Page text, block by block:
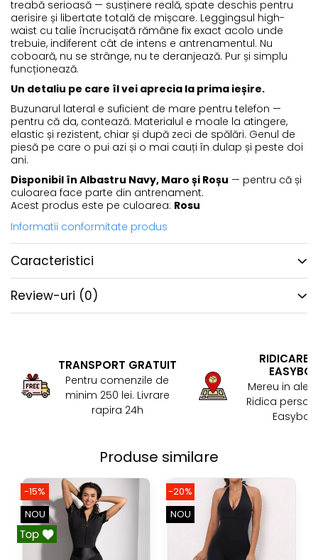
treabă serioasă — susținere reală, spate deschis pentru
aerisire și libertate totală de mișcare. Leggingsul high-
waist cu talie încrucișată rămâne fix exact acolo unde
trebuie, indiferent cât de intens e antrenamentul. Nu
coboară, nu se strânge, nu te deranjează. Pur și simplu
funcționează.
Un detaliu pe care îl vei aprecia la prima ieșire.
Buzunarul lateral e suficient de mare pentru telefon —
pentru că da, contează. Materialul e moale la atingere,
elastic și rezistent, chiar și după zeci de spălări. Genul de
piesă pe care o pui azi și o mai cauți în dulap și peste doi
ani.
Disponibil în Albastru Navy, Maro și Roșu — pentru că și
culoarea face parte din antrenament.
Acest produs este pe culoarea: Rosu
Informatii conformitate produs
Caracteristici
Review-uri (0)
TRANSPORT GRATUIT
Pentru comenzile de
minim 250 lei. Livrare
rapira 24h
RIDICARE
Mereu in
Ridica
Easybox!
Produse similare
-15%
NOU
-20%
NOU